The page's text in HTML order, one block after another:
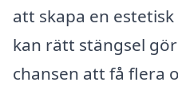
att skapa en
kan rätt stängsel
chansen att få flera